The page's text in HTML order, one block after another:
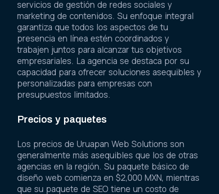
servicios de gestión de redes sociales y
marketing de contenidos. Su enfoque integral
garantiza que todos los aspectos de tu
presencia en línea estén coordinados y
trabajen juntos para alcanzar tus objetivos
empresariales. La agencia se destaca por su
capacidad para ofrecer soluciones asequibles y
personalizadas para empresas con
presupuestos limitados.
Precios y paquetes
Los precios de Uruapan Web Solutions son
generalmente más asequibles que los de otras
agencias en la región. Su paquete básico de
diseño web comienza en $2,000 MXN, mientras
que su paquete de SEO tiene un costo de